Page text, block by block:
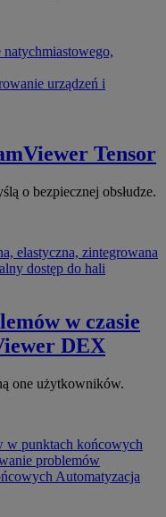
urządzeń i
Tensor
o bezpiecznej obsłudze.
elastyczna, zintegrowana
dostęp do hali
w czasie
DEX
one użytkowników.
w punktach końcowych
problemów
Automatyzacja